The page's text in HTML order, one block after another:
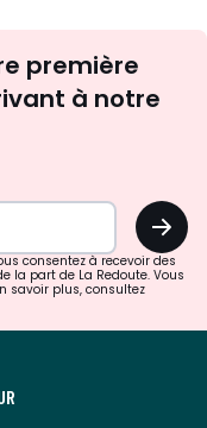
première
à notre
OK
consentez à recevoir des
la part de La Redoute. Vous
savoir plus, consultez